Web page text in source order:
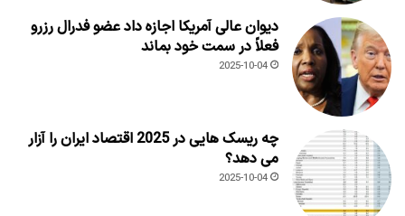
دیوان عالی آمریکا اجازه داد عضو فدرال رزرو
فعلاً در سمت خود بماند
2025-10-04
چه ریسک هایی در 2025 اقتصاد ایران را آزار
می دهد؟
2025-10-04